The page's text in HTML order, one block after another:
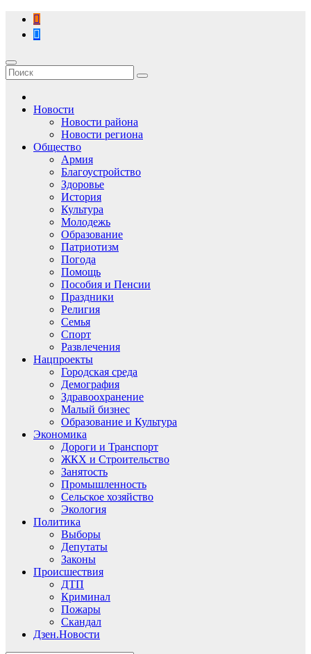
Перейти
содержимому
Новости
Новости района
Новости региона
Общество
Армия
Благоустройство
Здоровье
История
Культура
Молодежь
Образование
Патриотизм
Погода
Помощь
Пособия и Пенсии
Праздники
Религия
Семья
Спорт
Развлечения
Нацпроекты
Городская среда
Демография
Здравоохранение
Малый бизнес
Образование и Культура
Экономика
Дороги и Транспорт
ЖКХ и Строительство
Занятость
Промышленность
Сельское хозяйство
Экология
Политика
Выборы
Депутаты
Законы
Происшествия
ДТП
Криминал
Пожары
Скандал
Дзен.Новости